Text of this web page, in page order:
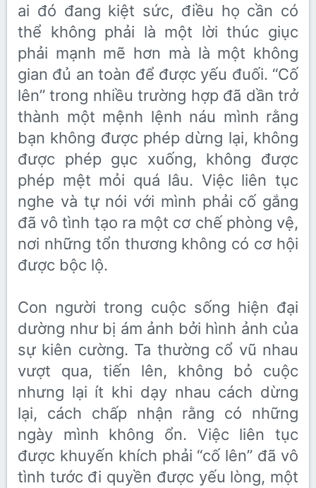
ai đó đang kiệt sức, điều họ cần có
thể không phải là một lời thúc giục
phải mạnh mẽ hơn mà là một không
gian đủ an toàn để được yếu đuối. “Cố
lên” trong nhiều trường hợp đã dần trở
thành một mệnh lệnh náu mình rằng
bạn không được phép dừng lại, không
được phép gục xuống, không được
phép mệt mỏi quá lâu. Việc liên tục
nghe và tự nói với mình phải cố gắng
đã vô tình tạo ra một cơ chế phòng vệ,
nơi những tổn thương không có cơ hội
được bộc lộ.
Con người trong cuộc sống hiện đại
dường như bị ám ảnh bởi hình ảnh của
sự kiên cường. Ta thường cổ vũ nhau
vượt qua, tiến lên, không bỏ cuộc
nhưng lại ít khi dạy nhau cách dừng
lại, cách chấp nhận rằng có những
ngày mình không ổn. Việc liên tục
được khuyến khích phải “cố lên” đã vô
tình tước đi quyền được yếu lòng, một